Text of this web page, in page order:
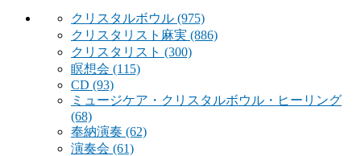
クリスタルボウル (975)
クリスタリスト麻実 (886)
クリスタリスト (300)
瞑想会 (115)
CD (93)
ミュージケア・クリスタルボウル・ヒーリング
(68)
奉納演奏 (62)
演奏会 (61)